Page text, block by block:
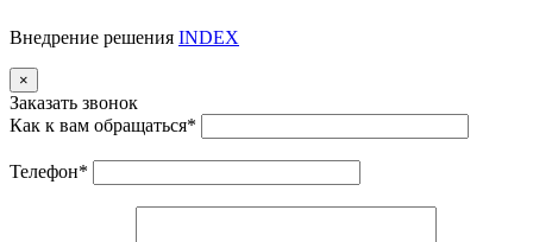
Внедрение решения INDEX
×
Заказать звонок
Как к вам обращаться*
Телефон*